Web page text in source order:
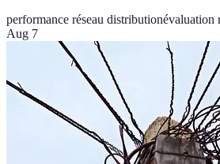
performance réseau distributionévaluation
Aug 7